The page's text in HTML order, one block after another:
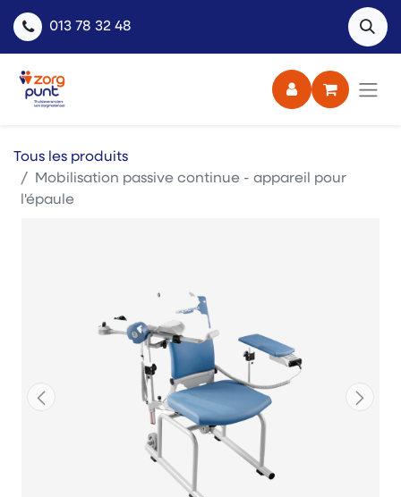
013 78 32 48
Tous les produits
Mobilisation passive continue - appareil pour
l'épaule